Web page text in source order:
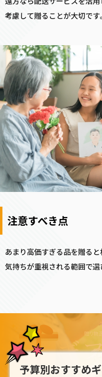
考慮して贈ることが大切です。
注意すべき点
あまり高価すぎる品を贈ると
気持ちが重視される範囲で選
予算別おすすめ